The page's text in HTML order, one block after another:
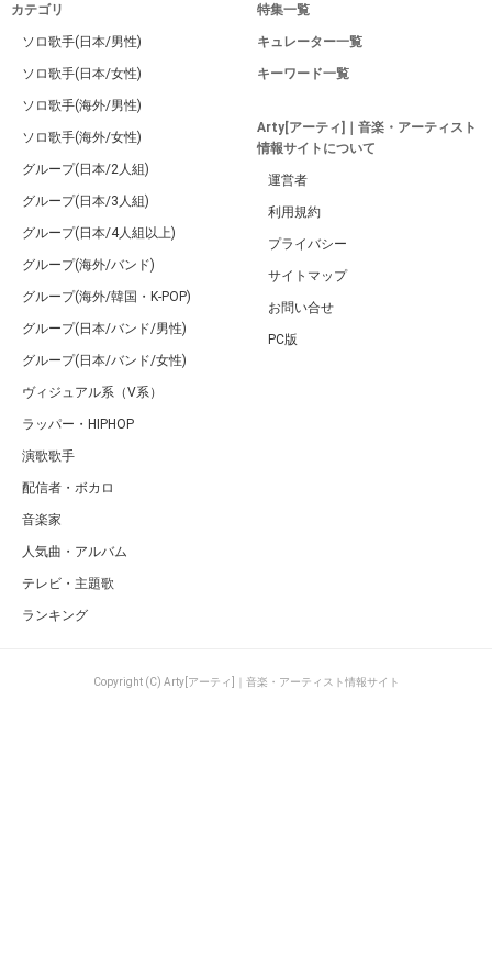
カテゴリ
ソロ歌手(日本/男性)
ソロ歌手(日本/女性)
ソロ歌手(海外/男性)
ソロ歌手(海外/女性)
グループ(日本/2人組)
グループ(日本/3人組)
グループ(日本/4人組以上)
グループ(海外/バンド)
グループ(海外/韓国・K-POP)
グループ(日本/バンド/男性)
グループ(日本/バンド/女性)
ヴィジュアル系（V系）
ラッパー・HIPHOP
演歌歌手
配信者・ボカロ
音楽家
人気曲・アルバム
テレビ・主題歌
ランキング
特集一覧
キュレーター一覧
キーワード一覧
Arty[アーティ]｜音楽・アーティスト
情報サイトについて
運営者
利用規約
プライバシー
サイトマップ
お問い合せ
PC版
Copyright (C) Arty[アーティ]｜音楽・アーティスト情報サイト